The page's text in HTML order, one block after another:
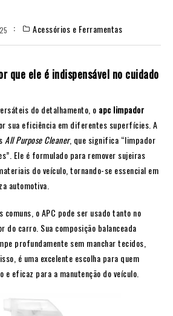
Acessórios e Ferramentas
que ele é indispensável no cuidado
do detalhamento, o apc limpador
sua eficiência em diferentes superfícies. A
All Purpose Cleaner, que significa “limpador
Ele é formulado para remover sujeiras
do veículo, tornando-se essencial em
automotiva.
o APC pode ser usado tanto no
do carro. Sua composição balanceada
profundamente sem manchar tecidos,
é uma excelente escolha para quem
eficaz para a manutenção do veículo.